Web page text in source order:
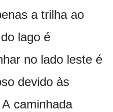
a trilha ao
lago é
no lado leste é
devido às
caminhada